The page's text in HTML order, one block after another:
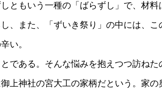
もいう一種の「ばらずし」で、材料
、また、「ずいき祭り」の中には、
い。
ある。そんな悩みを抱えつつ訪ねた
上神社の宮大工の家柄だという。家の